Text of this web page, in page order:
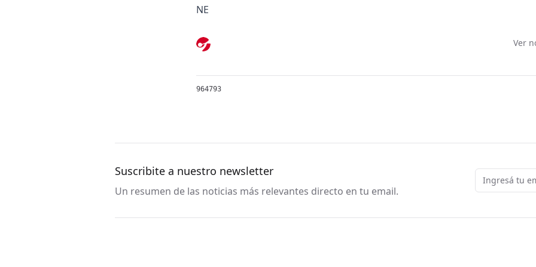
NE
Ver
964793
Suscribite a nuestro newsletter
Un resumen de las noticias más relevantes directo en tu email. Email